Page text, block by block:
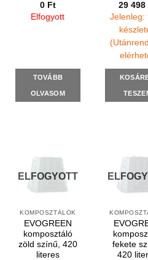
0 Ft
Elfogyott
TOVÁBB
OLVASOM
29 498
Jelenleg:
ELFOGYOTT
KOMPOSZTÁLÓK
EVOGREEN
komposztáló
zöld színű, 420
literes
fekete
420